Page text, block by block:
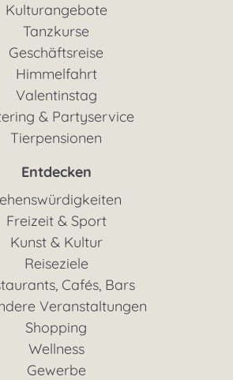
Kulturangebote
Tanzkurse
Geschäftsreise
Himmelfahrt
Valentinstag
& Partyservice
Tierpensionen
Entdecken
Freizeit & Sport
Kunst & Kultur
Reiseziele
Cafés, Bars
Veranstaltungen
Shopping
Wellness
Gewerbe